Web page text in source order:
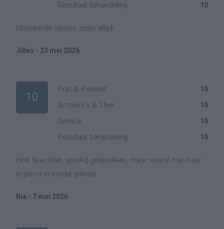
Resultaat behandeling
10
Uitstekende service zoals altijd!
Jilles - 23 mei 2026
10
Prijs & Kwaliteit
10
Ambiance & Sfeer
10
Service
10
Resultaat behandeling
10
Heel fijne sfeer, gezellig gesprekken, maar vooral mijn haar
is prima in model geknipt.
Ria - 7 mei 2026